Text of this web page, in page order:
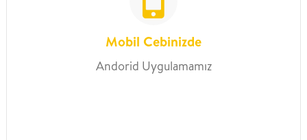
Mobil Cebinizde
Andorid Uygulamamız